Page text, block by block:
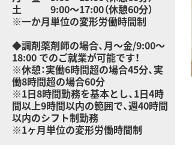
土 9:00～17:00（休憩60分）
※一か月単位の変形労働時間制
◆調剤薬剤師の場合、月～金/9:00～
18:00 でのご就業が可能です！
※休憩：実働6時間超の場合45分、実
働8時間超の場合60分
※1日8時間勤務を基本とし、1日4時
間以上9時間以内の範囲で、週40時間
以内のシフト制勤務
※1ヶ月単位の変形労働時間制